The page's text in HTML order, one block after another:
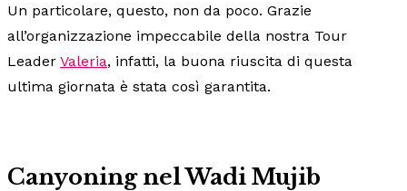
Un particolare, questo, non da poco. Grazie
all’organizzazione impeccabile della nostra Tour
Leader Valeria, infatti, la buona riuscita di questa
ultima giornata è stata così garantita.
Canyoning nel Wadi Mujib